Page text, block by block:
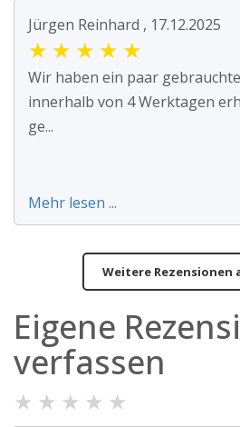
Jürgen Reinhard , 17.12.2025
★ ★ ★ ★ ★
Wir haben ein paar
innerhalb von 4 Werktagen
ge...
Mehr lesen ...
Weitere Rezensionen
Eigene
verfassen
★ ★ ★ ★ ★